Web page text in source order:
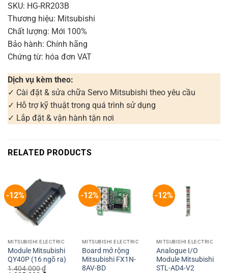
SKU: HG-RR203B
Thương hiệu: Mitsubishi
Chất lượng: Mới 100%
Bảo hành: Chính hãng
Chứng từ: hóa đơn VAT
Dịch vụ kèm theo:
✓ Cài đặt & sửa chữa Servo Mitsubishi theo yêu cầu
✓ Hỗ trợ kỹ thuật trong quá trình sử dụng
✓ Lắp đặt & vận hành tận nơi
RELATED PRODUCTS
-12%
MITSUBISHI ELECTRIC
Module Mitsubishi
QY40P (16 ngõ ra)
1.404.000₫
-12%
MITSUBISHI ELECTRIC
Board mở rộng
Mitsubishi FX1N-
8AV-BD
-12%
MITSUBISHI ELECTRIC
Analogue I/O
Module Mitsubishi
STL-AD4-V2